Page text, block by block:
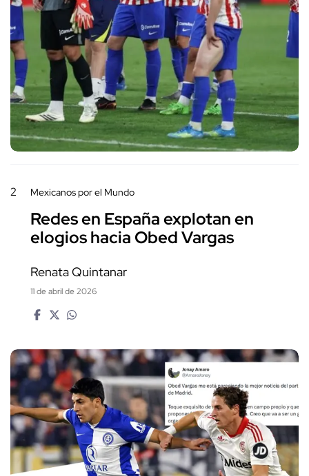
2 Mexicanos por el Mundo
Redes en España explotan en
elogios hacia Obed Vargas
Renata Quintanar
11 de abril de 2026